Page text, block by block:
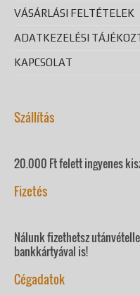
VÁSÁRLÁSI FELTÉTELEK
ADATKEZELÉSI
KAPCSOLAT
Szállítás
20.000 Ft felett ingyenes
Fizetés
Nálunk fizethetsz
bankkártyával is!
Cégadatok